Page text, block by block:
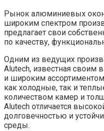
Рынок алюминиевых
широким спектром
предлагает свои
по качеству,
Одним из ведущих
Alutech, известная своим
и широким
как холодные, так и
количеством камер и
Alutech отличается
долговечностью и
среды.